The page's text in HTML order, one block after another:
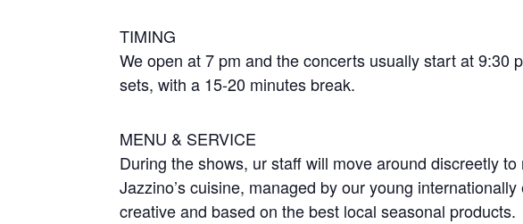
TIMING
We open at 7 pm and the concerts usually start at 9:30
sets, with a 15-20 minutes break.
MENU & SERVICE
During the shows, ur staff will move around discreetly
Jazzino’s cuisine, managed by our young
creative and based on the best local seasonal products.